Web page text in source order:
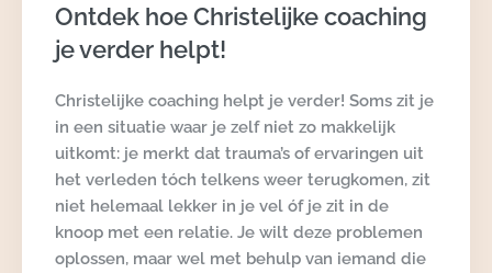
Ontdek hoe Christelijke coaching
je verder helpt!
Christelijke coaching helpt je verder! Soms zit je
in een situatie waar je zelf niet zo makkelijk
uitkomt: je merkt dat trauma’s of ervaringen uit
het verleden tóch telkens weer terugkomen, zit
niet helemaal lekker in je vel óf je zit in de
knoop met een relatie. Je wilt deze problemen
oplossen, maar wel met behulp van iemand die